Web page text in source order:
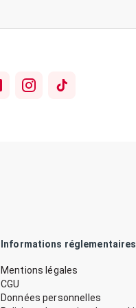
Informations réglementaires
Mentions légales
CGU
Données personnelles